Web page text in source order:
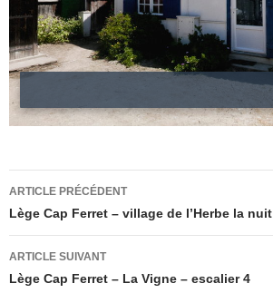
Navigation
des
articles
ARTICLE PRÉCÉDENT
Lège Cap Ferret – village de l’Herbe la nuit
ARTICLE SUIVANT
Lège Cap Ferret – La Vigne – escalier 4